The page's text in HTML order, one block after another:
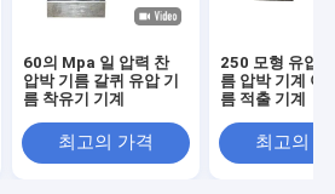
60의 Mpa 일 압력 찬
압박 기름 갈퀴 유압 기
름 착유기 기계
최고의 가격
250 모형 유압
름 압박 기계 아
름 적출 기계
최고의